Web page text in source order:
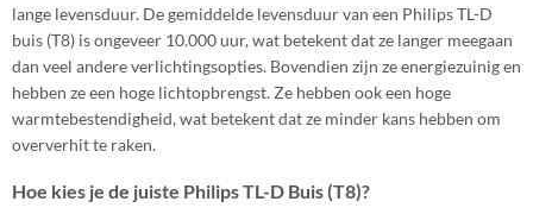
lange levensduur. De gemiddelde levensduur van een Philips TL-D
buis (T8) is ongeveer 10.000 uur, wat betekent dat ze langer meegaan
dan veel andere verlichtingsopties. Bovendien zijn ze energiezuinig en
hebben ze een hoge lichtopbrengst. Ze hebben ook een hoge
warmtebestendigheid, wat betekent dat ze minder kans hebben om
oververhit te raken.
Hoe kies je de juiste Philips TL-D Buis (T8)?